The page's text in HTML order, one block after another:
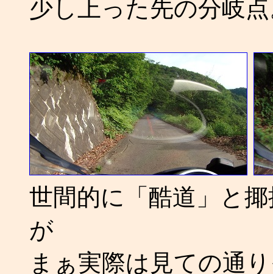
少し上った先の分岐
世間的に「酷道」と
が
まぁ実際は見ての通